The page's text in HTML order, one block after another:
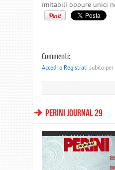
imitabili oppure unici
Commenti:
Accedi o Registratisubito
PERINI JOURNAL 29